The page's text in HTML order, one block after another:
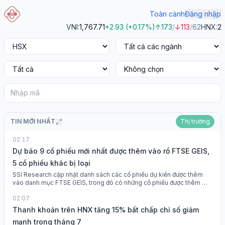
Toàn cảnhĐăng nhập
VNI:1,767.71+2.93(+0.17%)↑173/↓113/62HNX:
TIN MỚI NHẤT Thị trường
02:17
Dự báo 9 cổ phiếu mới nhất được thêm vào rổ FTSE GEIS,
5 cổ phiếu khác bị loại
SSI Research cập nhật danh sách các cổ phiếu dự kiến được thêm
vào danh mục FTSE GEIS, trong đó có những cổ phiếu được thêm mới
cổ hiếu không còn ở trong danh sách gồm KBC, KDH, DGC, BSR, và
GEE.
02:07
Thanh khoản trên HNX tăng 15% bất chấp chỉ số giảm
mạnh trong tháng 7